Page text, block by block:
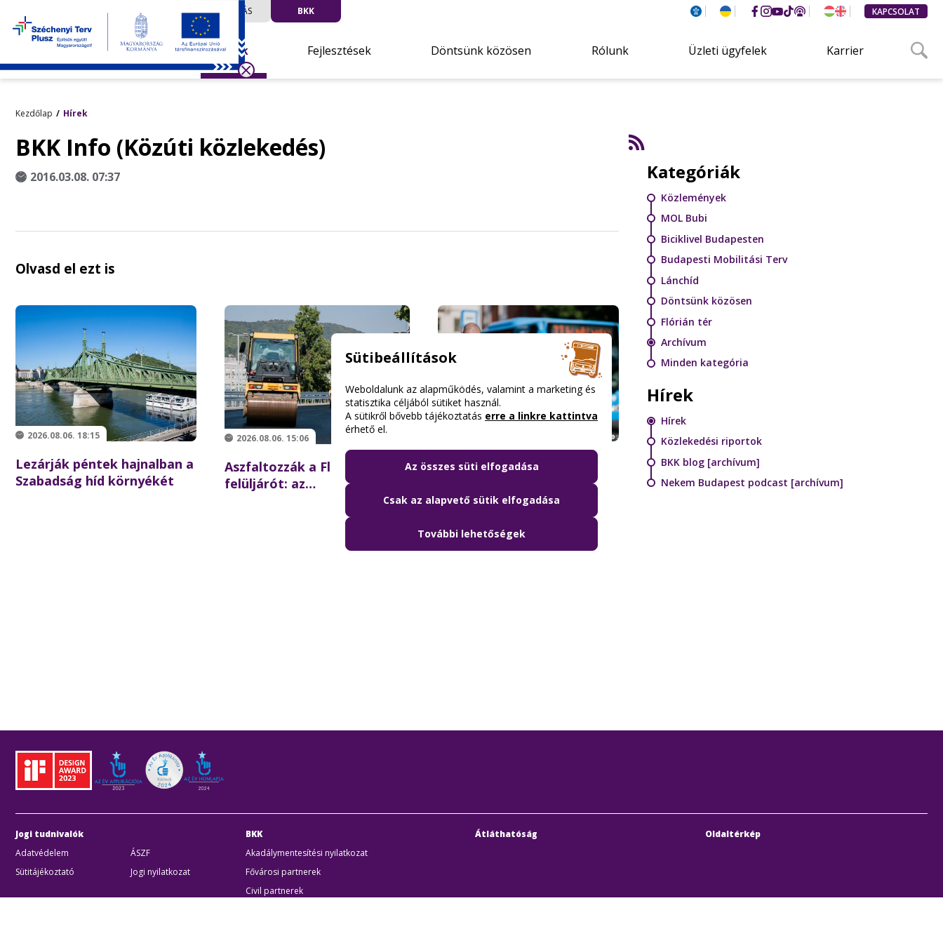
UTAZÁS BKK KAPCSOLAT
Hírek Fejlesztések Döntsünk közösen Rólunk Üzleti ügyfelek Karrier
Kezdőlap Hírek
BKK Info (Közúti közlekedés)
2016.03.08. 07:37
Olvasd el ezt is
2026.08.06. 18:15
Lezárják péntek hajnalban a
Szabadság híd környékét
2026.08.06. 15:06
Aszfaltozzák a Flórián téri
felüljárót: az
iskolakezdésre újraindulhat a
forgalom az északi hídon
Célzott nagytakarítás és
Batthyány téren –
összehangolt akciót tartott
partnereivel a BKK
Kategóriák
Közlemények
MOL Bubi
Biciklivel Budapesten
Budapesti Mobilitási Terv
Lánchíd
Döntsünk közösen
Flórián tér
Archívum
Minden kategória
Hírek
Hírek
Közlekedési riportok
BKK blog [archívum]
Nekem Budapest podcast [archívum]
Jogi tudnivalók
Adatvédelem
ÁSZF
Sütitájékoztató
Jogi nyilatkozat
BKK
Akadálymentesítési nyilatkozat
Fővárosi partnerek
Civil partnerek
Átláthatóság Oldaltérkép
Sütibeállítások
Weboldalunk az alapműködés, valamint a marketing és
statisztika céljából sütiket használ.
A sütikről bővebb tájékoztatás erre a linkre kattintva
érhető el.
Az összes süti elfogadása
Csak az alapvető sütik elfogadása
További lehetőségek